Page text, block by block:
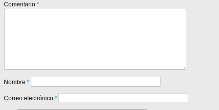
Comentario *
Nombre *
Correo electrónico *